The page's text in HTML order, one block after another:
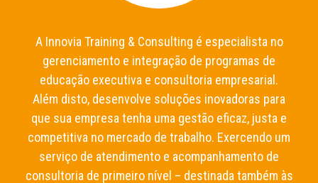
A Innovia Training & Consulting é especialista no
gerenciamento e integração de programas de
educação executiva e consultoria empresarial.
Além disto, desenvolve soluções inovadoras para
que sua empresa tenha uma gestão eficaz, justa e
competitiva no mercado de trabalho. Exercendo um
serviço de atendimento e acompanhamento de
consultoria de primeiro nível – destinada também às